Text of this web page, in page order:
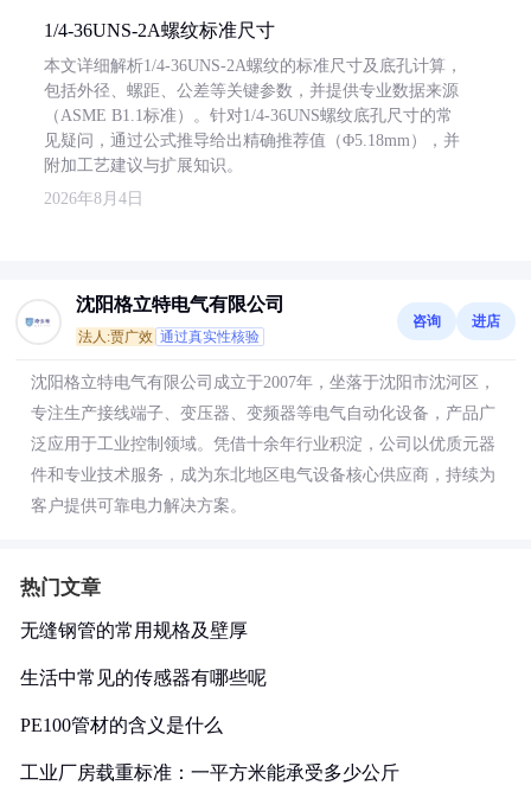
1/4-36UNS-2A螺纹标准尺寸
本文详细解析1/4-36UNS-2A螺纹的标准尺寸及底孔计算，
包括外径、螺距、公差等关键参数，并提供专业数据来源
（ASME B1.1标准）。针对1/4-36UNS螺纹底孔尺寸的常
见疑问，通过公式推导给出精确推荐值（Φ5.18mm），并
附加工艺建议与扩展知识。
2026年8月4日
沈阳格立特电气有限公司
法人:贾广效 通过真实性核验
咨询 进店
沈阳格立特电气有限公司成立于2007年，坐落于沈阳市沈河区，
专注生产接线端子、变压器、变频器等电气自动化设备，产品广
泛应用于工业控制领域。凭借十余年行业积淀，公司以优质元器
件和专业技术服务，成为东北地区电气设备核心供应商，持续为
客户提供可靠电力解决方案。
热门文章
无缝钢管的常用规格及壁厚
生活中常见的传感器有哪些呢
PE100管材的含义是什么
工业厂房载重标准：一平方米能承受多少公斤